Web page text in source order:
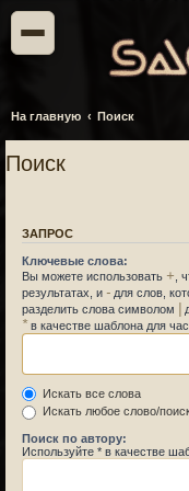
На главную Поиск
Поиск
ЗАПРОС
Ключевые слова:
Вы можете использовать + ,
результатах, и - для слов,
разделить слова символом |
*в качестве шаблона для
Искать все слова
Искать любое слово/
Поиск по автору:
Используйте * в качестве